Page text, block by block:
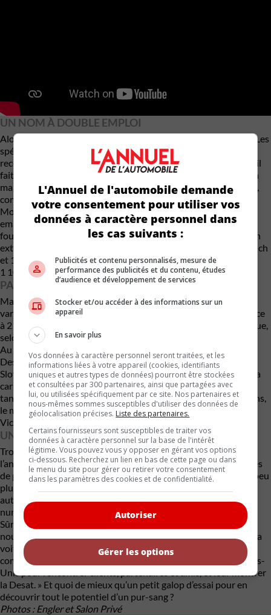
UN NOM À DOUBLE EMPLOI
Alors, pourquoi avoir choisi Desat plutôt que F.F. Superquad ? Les
spécialistes du marketing qu’a consulté Victor lui ont
recommandé ce nom qu’ils jugent plus évocateur. C’est vrai qu’il
fait double emploi. Il est une référence à l’origine
de la
marque puisque, dans la langue du pays, ce mot signifie 10. Dix,
comme le nombre de cylindres du moteur qui l’anime, aussi.
Modifié par les techniciens d’Engler Automotive, ce V10
emprunté à Audi est à l’origine de la fougue du pur-sang. Une
fougue qui s’exprime par la vitesse de pointe de 350 km/h qu’on
extirpe de la version Niveau 1 de ce moteur. On en retire 1 100 ch
et 1 100 Nm (810 lb-pi). Et puisque la voiture ne pèse que
1 100 kg, on obtient le rapport poids-puissance idéal de 1:1.
PAS ASSEZ DE PUISSANCE ?
Mais, comme si ce n’était pas suffisant, Engler offre aussi une
variante de ce moteur appelée Niveau 3. Elle hausse la puissance
à 2 000 ch ! Mais les acheteurs semblent plutôt humbles puisque,
selon Victor, la plupart se contentent de la version Niveau 1 !
Au moment d’écrire ces lignes, le premier modèle de série de la
Desat est en production. On assemble le châssis roulant en
Slovaquie. Il sera ensuite expédié en Allemagne pour recevoir la
carrosserie de fibre de carbone; une carrosserie biplace en
tandem qui sera peinte par les spécialistes de Gehrt Innovations,
le meilleur atelier de peinture au monde, affirme sans hésiter
Victor.
UN PRIX QUI FRÔLE LE MILLION
Trois exemplaires additionnels seront fabriqués d’ici la fin de
l’année. Puis, l’an prochain, Victor espère en livrer 10 à 15 autres
de plus. Ces bolides, qui sont offerts à partir de 625 000 € (un peu
plus de 825 000 $) aboutiront dans divers pays dont, entre
autres, aux États-Unis. C’est là où habite l’acheteur de la Desat
numéro 3.
Sûr de trouver d’autres acheteurs sur notre continent, Victor
nous a appris qu’il prépare une tournée nord-américaine avec la
voiture numéro 1. Elle débutera à New York, en janvier. Puis,
comme il nous l’a écrit : « Nous allons voyager à travers les États-
Unis pour rencontrer clients, partenaires et amis, et leur montrer
la Desat. » Et quoi de mieux qu’un petit galop d’essai pour en
découvrir tout le potentiel d’un pur-sang ?
Photos : Engler et Salon Privé
L'Annuel de l'automobile demande
votre consentement pour utiliser vos
données à caractère personnel dans
les cas suivants :
Publicités et contenu personnalisés, mesure de
performance des publicités et du contenu, études
d’audience et développement de services
Stocker et/ou accéder à des informations sur un
appareil
En savoir plus
Vos données à caractère personnel seront traitées, et les
informations liées à votre appareil (cookies, identifiants
uniques et autres types de données) pourront être stockées
et consultées par 300 partenaires, ainsi que partagées avec
lui, ou utilisées spécifiquement par ce site. Nos partenaires et
nous-mêmes sommes susceptibles d'utiliser des données de
géolocalisation précises. Liste des partenaires.
Certains fournisseurs sont susceptibles de traiter vos
données à caractère personnel sur la base de l'intérêt
légitime. Vous pouvez vous y opposer en gérant vos options
ci-dessous. Recherchez un lien en bas de cette page ou dans
le menu du site pour gérer ou retirer votre consentement
dans les paramètres des cookies et de confidentialité.
Autoriser
Gérer les options